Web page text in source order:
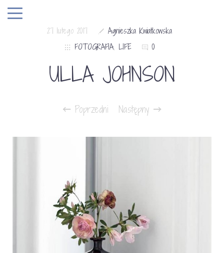
27 lutego 2017
Agnieszka Kwiatkowska
FOTOGRAFIA, LIFE 0
ULLA JOHNSON
Poprzedni Następny